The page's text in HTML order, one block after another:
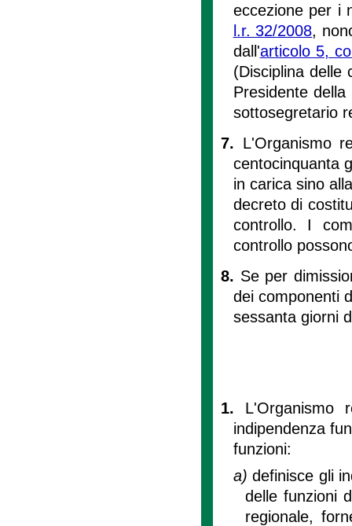
eccezione per i
l.r. 32/2008,
dall'articolo 5,
(Disciplina delle
Presidente
sottosegretario
7. L'Organismo
centocinquanta
in carica sino
decreto di
controllo. I
controllo
8. Se per
dei componenti
sessanta giorni
1. L'Organismo
indipendenza
funzioni:
a)definisce gli
delle funzioni
regionale,